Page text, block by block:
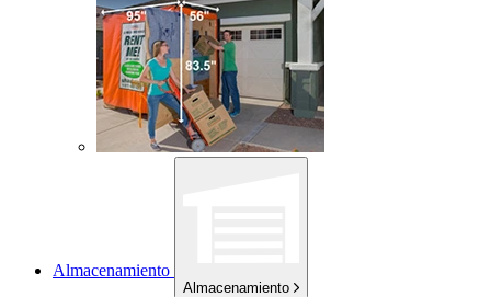
Almacenamiento
Almacenamiento